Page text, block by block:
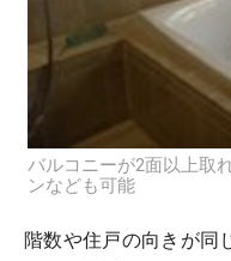
バルコニーが2面以上取
ンなども可能
階数や住戸の向きが同